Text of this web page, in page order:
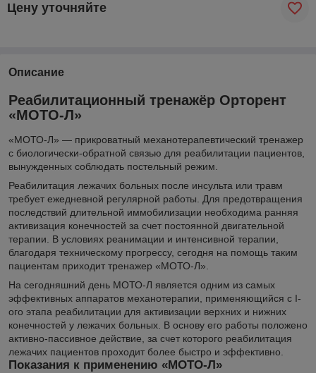
Цену уточняйте
Описание
Реабилитационный тренажёр Орторент
«МОТО-Л»
«МОТО-Л» — прикроватный механотерапевтический тренажер
с биологически-обратной связью для реабилитации пациентов,
вынужденных соблюдать постельный режим.
Реабилитация лежачих больных после инсульта или травм
требует ежедневной регулярной работы. Для предотвращения
последствий длительной иммобилизации необходима ранняя
активизация конечностей за счет постоянной двигательной
терапии. В условиях реанимации и интенсивной терапии,
благодаря техническому прогрессу, сегодня на помощь таким
пациентам приходит тренажер «МОТО-Л».
На сегодняшний день МОТО-Л является одним из самых
эффективных аппаратов механотерапии, применяющийся с I-
ого этапа реабилитации для активизации верхних и нижних
конечностей у лежачих больных. В основу его работы положено
активно-пассивное действие, за счет которого реабилитация
лежачих пациентов проходит более быстро и эффективно.
Показания к применению «МОТО-Л»